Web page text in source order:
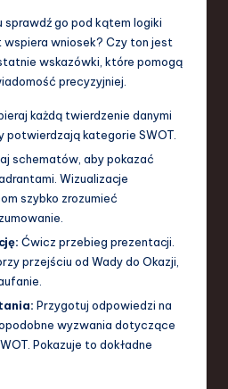
sprawdź go pod kątem logiki
wspiera wniosek? Czy ton jest
wskazówki, które pomogą
precyzyjniej.
każdą twierdzenie danymi
potwierdzają kategorie SWOT.
schematów, aby pokazać
Wizualizacje
szybko zrozumieć
Ćwicz przebieg prezentacji.
przejściu od Wady do Okazji,
Przygotuj odpowiedzi na
wyzwania dotyczące
Pokazuje to dokładne